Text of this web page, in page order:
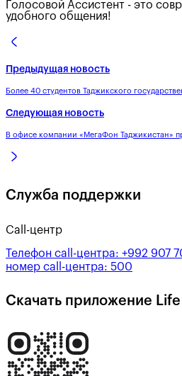
Голосовой Ассистент - это
удобного общения!
Предыдущая новость
Более 40 студентов Таджикского
Следующая новость
В офисе компании «МегаФон Таджикистан»
Служба поддержки
Call-центр
Телефон call-центра: +992 907
номер call-центра: 500
Скачать приложение Life